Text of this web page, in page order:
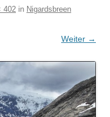
402 in Nigardsbreen
Weiter →